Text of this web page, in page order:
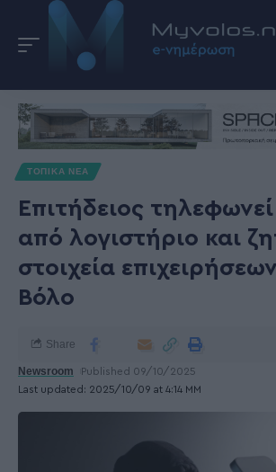
ΤΟΠΙΚΑ ΝΕΑ
Επιτήδειος
από λογιστήριο και
στοιχεία
Βόλο
Last updated: 2025/10/09 at 4:14 ΜΜ
Newsroom Published 09/10/2025
Share